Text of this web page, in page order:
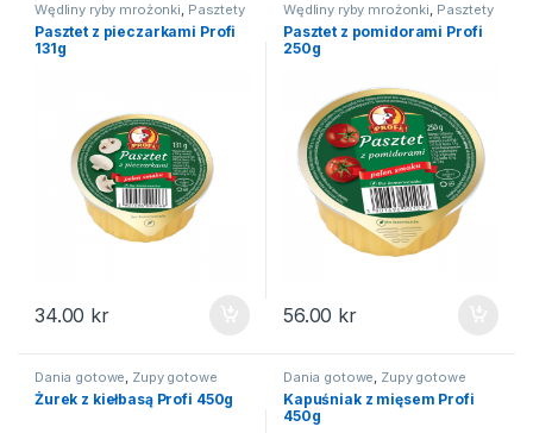
Wędliny ryby mrożonki, Pasztety
Pasztet z pieczarkami Profi
131g
34.00 kr
Wędliny ryby mrożonki, Pasztety
Pasztet z pomidorami Profi
250g
56.00 kr
Dania gotowe, Zupy gotowe
Żurek z kiełbasą Profi 450g
Dania gotowe, Zupy gotowe
Kapuśniak z mięsem Profi
450g